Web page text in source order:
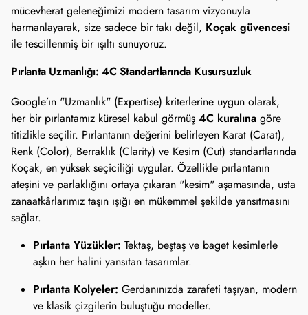
mücevherat geleneğimizi modern tasarım vizyonuyla
harmanlayarak, size sadece bir takı değil, Koçak güvencesi
ile tescillenmiş bir ışıltı sunuyoruz.
Pırlanta Uzmanlığı: 4C Standartlarında Kusursuzluk
Google’ın "Uzmanlık" (Expertise) kriterlerine uygun olarak,
her bir pırlantamız küresel kabul görmüş 4C kuralına göre
titizlikle seçilir. Pırlantanın değerini belirleyen Karat (Carat),
Renk (Color), Berraklık (Clarity) ve Kesim (Cut) standartlarında
Koçak, en yüksek seçiciliği uygular. Özellikle pırlantanın
ateşini ve parlaklığını ortaya çıkaran "kesim" aşamasında, usta
zanaatkârlarımız taşın ışığı en mükemmel şekilde yansıtmasını
sağlar.
Pırlanta Yüzükler: Tektaş, beştaş ve baget kesimlerle
aşkın her halini yansıtan tasarımlar.
Pırlanta Kolyeler: Gerdanınızda zarafeti taşıyan, modern
ve klasik çizgilerin buluştuğu modeller.